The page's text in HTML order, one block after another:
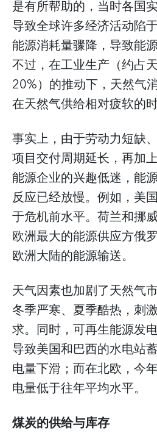
是有所帮助的，当时各国
导致全球许多经济活动陷
能源消耗量骤降，导致能
不过，在工业生产（约占
20%）的推动下，天然气
在天然气供给相对疲软的
事实上，由于劳动力短缺
项目交付周期延长，再加
能源企业的兴趣低迷，能
反应已经放慢。例如，美
于危机前水平。荷兰和挪
欧洲最大的能源供应方俄
欧洲大陆的能源输送。
天气因素也加剧了天然气
冬季严寒、夏季酷热，刺
求。同时，可再生能源发
导致美国和巴西的水电站
电量下滑；而在北欧，今
电量低于往年平均水平。
煤炭的供给与库存